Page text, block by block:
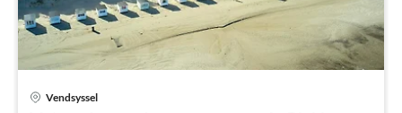
Vendsyssel